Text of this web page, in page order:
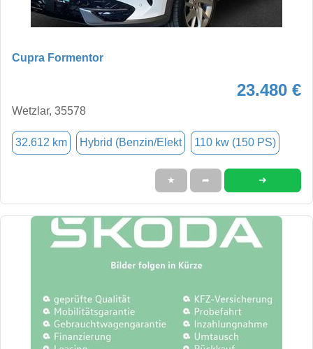
Cupra Formentor
23.480 €
Wetzlar, 35578
32.612 km Hybrid (Benzin/Elekt 110 kw (150 PS)
★ ➦ ➜